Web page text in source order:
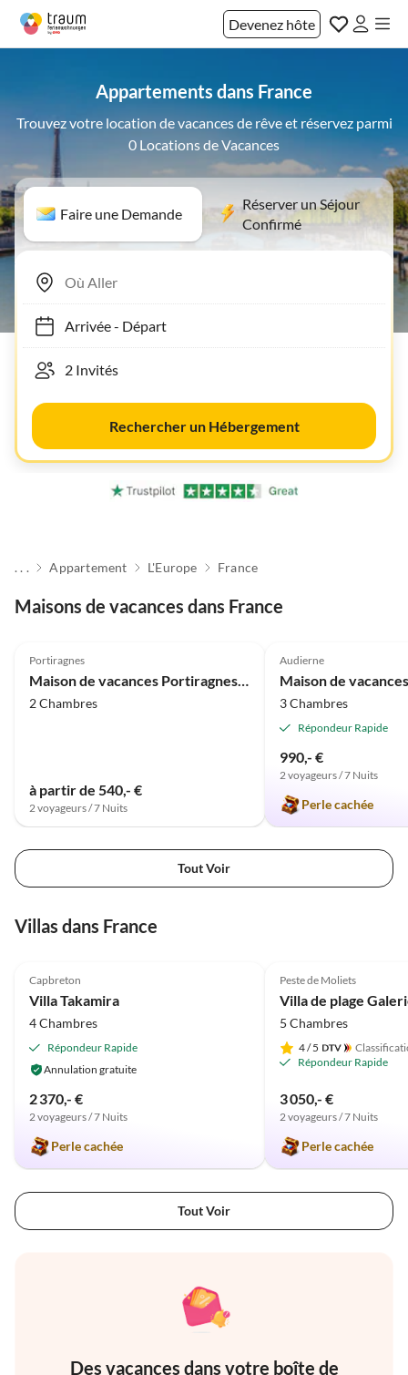
Devenez hôte
Appartements dans France
Trouvez votre location de vacances de rêve et réservez parmi
0 Locations de Vacances
Faire une Demande
Réserver un Séjour
Confirmé
Arrivée- Départ
Rechercher un Hébergement
. . . Appartement L'Europe France
Maisons de vacances dans France
Portiragnes
2 Chambres
à partir de 540,- €
2 voyageurs / 7 Nuits
Audierne
Maison de
3 Chambres
Répondeur Rapide
990,- €
2 voyageurs / 7 Nuits
Perle cachée
Tout Voir
Villas dans France
Capbreton
Villa Takamira
4 Chambres
Répondeur Rapide
Annulation gratuite
2 370,- €
2 voyageurs / 7 Nuits
Perle cachée
Peste de Moliets
Villa de plage
5 Chambres
4/ 5
Répondeur Rapide
3 050,- €
2 voyageurs / 7 Nuits
Perle cachée
Tout Voir
Des vacances dans votre boîte de